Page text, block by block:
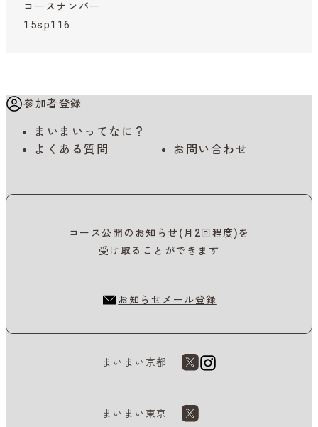
コースナンバー
15sp116
参加者登録
まいまいってなに？
よくある質問
お問い合わせ
コース公開のお知らせ(月2回程度)を
受け取ることができます
お知らせメール登録
まいまい京都
まいまい東京